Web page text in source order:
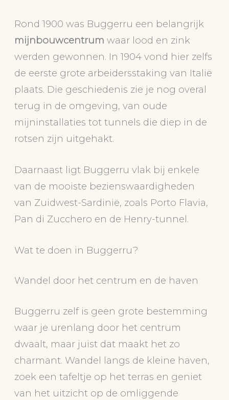
Rond 1900 was Buggerru een belangrijk
mijnbouwcentrum waar lood en zink
werden gewonnen. In 1904 vond hier zelfs
de eerste grote arbeidersstaking van Italië
plaats. Die geschiedenis zie je nog overal
terug in de omgeving, van oude
mijninstallaties tot tunnels die diep in de
rotsen zijn uitgehakt.
Daarnaast ligt Buggerru vlak bij enkele
van de mooiste bezienswaardigheden
van Zuidwest-Sardinië, zoals Porto Flavia,
Pan di Zucchero en de Henry-tunnel.
Wat te doen in Buggerru?
Wandel door het centrum en de haven
Buggerru zelf is geen grote bestemming
waar je urenlang door het centrum
dwaalt, maar juist dat maakt het zo
charmant. Wandel langs de kleine haven,
zoek een tafeltje op het terras en geniet
van het uitzicht op de omliggende